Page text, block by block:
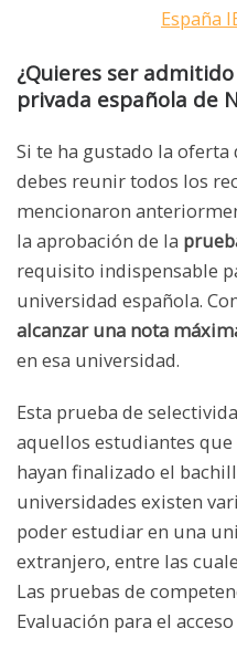
España
¿Quieres ser
privada española de
Si te ha gustado la
debes reunir todos los
mencionaron
la aprobación de la
requisito indispensable
universidad española.
alcanzar una nota
en esa universidad.
Esta prueba de
aquellos estudiantes
hayan finalizado el
universidades existen
poder estudiar en una
extranjero, entre las
Las pruebas de
Evaluación para el